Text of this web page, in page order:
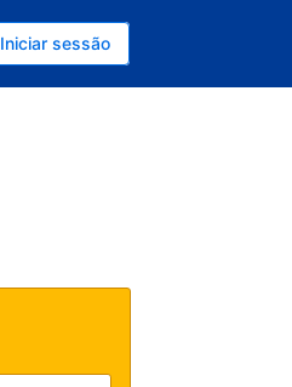
Iniciar sessão